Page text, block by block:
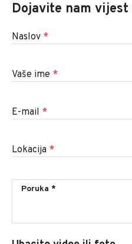
Dojavite nam vijest
Naslov *
Vaše ime *
E-mail *
Lokacija *